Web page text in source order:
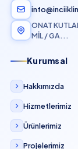
ONAT
MİL / GA...
Kurumsal
Hakkımızda
Hizmetlerimiz
Ürünlerimiz
Projelerimiz